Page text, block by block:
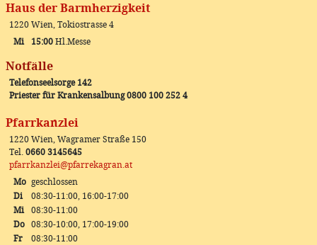
Haus der Barmherzigkeit
1220 Wien, Tokiostrasse 4
Mi
15:00 Hl.Messe
Notfälle
Telefonseelsorge 142
Priester für Krankensalbung 0800 100 252 4
Pfarrkanzlei
1220 Wien, Wagramer Straße 150
Tel. 0660 3145645
pfarrkanzlei@pfarrekagran.at
Mo geschlossen
Di
08:30-11:00, 16:00-17:00
Mi
08:30-11:00
Do
08:30-10:00, 17:00-19:00
Fr
08:30-11:00